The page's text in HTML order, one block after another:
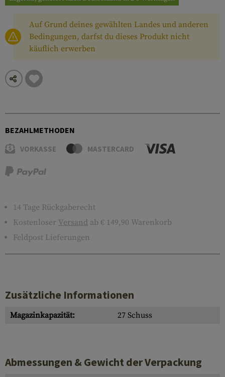
Auf Grund deines gewählten Landes und anderen
Bedingungen, darfst du dieses Produkt nicht
käuflich erwerben
BEZAHLMETHODEN
VORKASSE MASTERCARD
14 Tage Rückgaberecht
Kostenloser Versand ab € 149,90 Warenkorb
Feldpost Lieferungen
Zusätzliche Informationen
Magazinkapazität: 27 Schuss
Abmessungen & Gewicht der Verpackung